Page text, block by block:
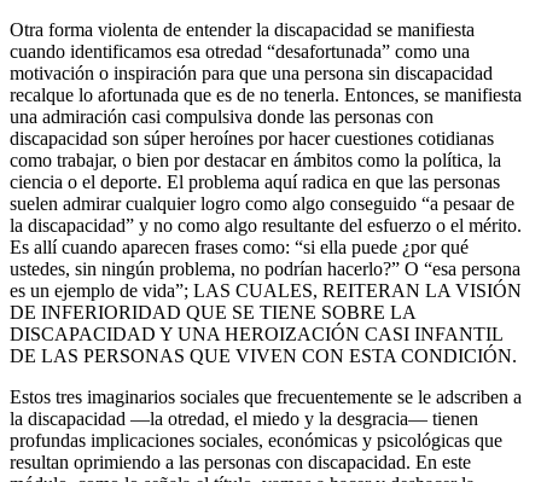
Otra forma violenta de entender la discapacidad se manifiesta
cuando identificamos esa otredad “desafortunada” como una
motivación o inspiración para que una persona sin discapacidad
recalque lo afortunada que es de no tenerla. Entonces, se manifiesta
una admiración casi compulsiva donde las personas con
discapacidad son súper heroínes por hacer cuestiones cotidianas
como trabajar, o bien por destacar en ámbitos como la política, la
ciencia o el deporte. El problema aquí radica en que las personas
suelen admirar cualquier logro como algo conseguido “a pesaar de
la discapacidad” y no como algo resultante del esfuerzo o el mérito.
Es allí cuando aparecen frases como: “si ella puede ¿por qué
ustedes, sin ningún problema, no podrían hacerlo?” O “esa persona
es un ejemplo de vida”; LAS CUALES, REITERAN LA VISIÓN
DE INFERIORIDAD QUE SE TIENE SOBRE LA
DISCAPACIDAD Y UNA HEROIZACIÓN CASI INFANTIL
DE LAS PERSONAS QUE VIVEN CON ESTA CONDICIÓN.
Estos tres imaginarios sociales que frecuentemente se le adscriben a
la discapacidad —la otredad, el miedo y la desgracia— tienen
profundas implicaciones sociales, económicas y psicológicas que
resultan oprimiendo a las personas con discapacidad. En este